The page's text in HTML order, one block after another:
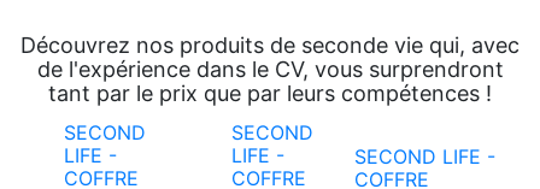
Découvrez nos produits de seconde vie qui, avec
de l'expérience dans le CV, vous surprendront
tant par le prix que par leurs compétences !
SECOND
LIFE -
COFFRE
SECOND
LIFE -
COFFRE
SECOND LIFE -
COFFRE